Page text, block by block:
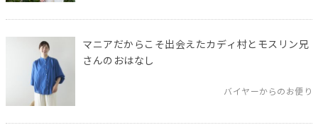
マニアだからこそ出会えたカディ村とモスリン兄
さんのおはなし
バイヤーからのお便り